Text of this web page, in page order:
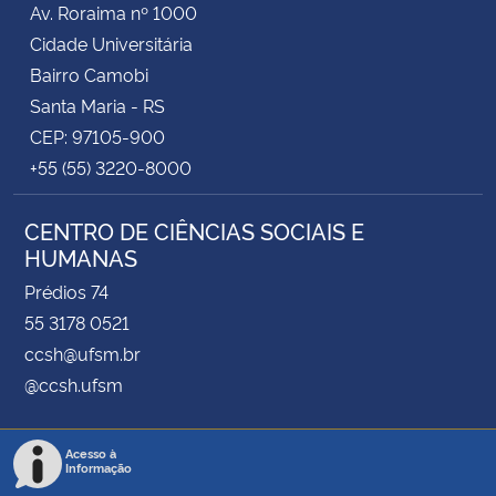
Secretaria-Geral
Secretaria de Governo
Gabinete de Segurança Institucional
Advocacia-Geral da União
Banco Central do Brasil
Av. Roraima nº 1000
Cidade Universitária
Bairro Camobi
Santa Maria - RS
CEP: 97105-900
+55 (55) 3220-8000
CENTRO DE CIÊNCIAS SOCIAIS E
HUMANAS
Prédios 74
55 3178 0521
ccsh@ufsm.br
@ccsh.ufsm
Acesso à
Informação